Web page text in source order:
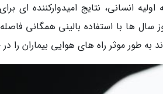
انسانی، نتایج امیدوارکننده ای
ها با استفاده بالینی همگانی
به طور موثر راه های هوایی بیماران را